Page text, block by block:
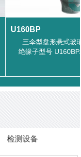
U160BP
三伞型盘形悬式玻
绝缘子型号
检测设备